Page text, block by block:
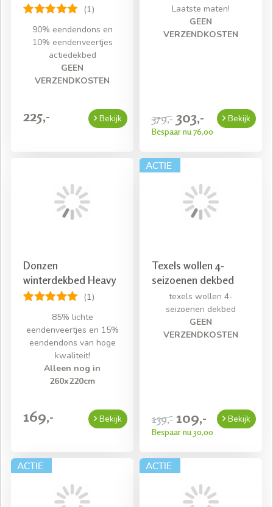
(1)
90% eendendons en
10% eendenveertjes
actiedekbed
GEEN
VERZENDKOSTEN
225,- Bekijk
Laatste maten!
GEEN
VERZENDKOSTEN
379,- 303,-
Bespaar nu 76,00
Bekijk
Donzen
winterdekbed Heavy
(1)
85% lichte
eendenveertjes en 15%
eendendons van hoge
kwaliteit!
Alleen nog in
260x220cm
169,- Bekijk
Texels wollen 4-
seizoenen dekbed
texels wollen 4-
seizoenen dekbed
GEEN
VERZENDKOSTEN
139,- 109,-
Bespaar nu 30,00
Bekijk